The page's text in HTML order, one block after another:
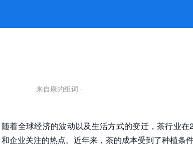
解析2026茶价走势的深刻影
来自康的组词 ·
随着全球经济的波动以及生活方式的变迁，茶行业
和企业关注的热点。近年来，茶的成本受到了种植条